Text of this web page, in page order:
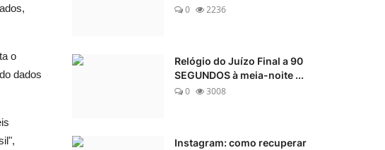
o
dados
0
2236
Relógio do Juízo Final a 90
SEGUNDOS à meia-noite ...
0
3008
Instagram: como recuperar